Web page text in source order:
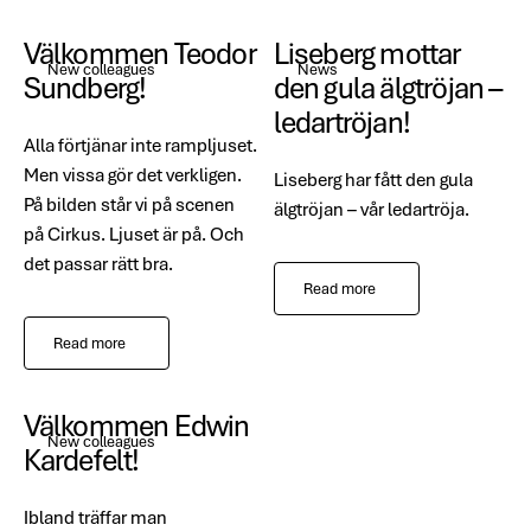
New colleagues
Välkommen Teodor
Sundberg!
Alla förtjänar inte rampljuset.
Men vissa gör det verkligen.
På bilden står vi på scenen
på Cirkus. Ljuset är på. Och
det passar rätt bra.
Read more
News
Liseberg mottar
den gula älgtröjan –
ledartröjan!
Liseberg har fått den gula
älgtröjan – vår ledartröja.
Read more
New colleagues
Välkommen Edwin
Kardefelt!
Ibland träffar man